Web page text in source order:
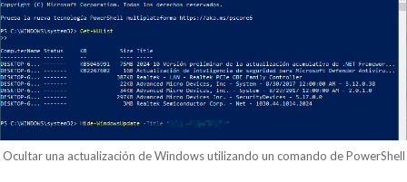
Ocultar una actualización de Windows utilizando un comando de PowerShell